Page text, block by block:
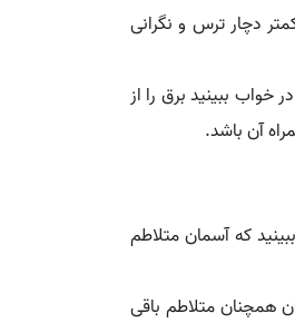
دچار ترس و نگرانی
خواب ببینید برق را از
آن باشد.
که آسمان متلاطم
همچنان متلاطم باقی